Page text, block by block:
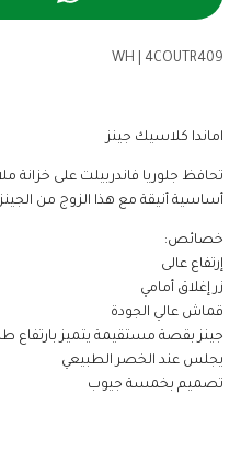
WH 4COUTR409
اماندا كلاسيك جينز
تحافظ جلوريا فاندربيلت على
أساسية أنيقة مع هذا الزوج من الجينز
خصائص:
إرتفاع عالى
زر إغلاق أمامي
قماش عالي الجودة
جينز بقصة مستقيمة يتميز
يجلس عند الخصر الطبيعي
تصميم بخمسة جيوب